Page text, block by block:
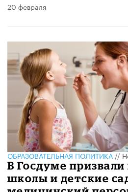
20 февраля
ОБРАЗОВАТЕЛЬНАЯ ПОЛИТИКА//
В Госдуме призвали
школы и детские